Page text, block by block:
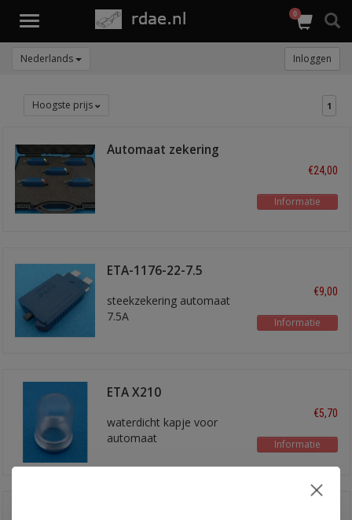
Toggle
0
Nederlands Inloggen
Hoogste prijs 1
Automaat zekering
€24,00
Informatie
ETA-1176-22-7.5
steekzekering automaat
7.5A
€9,00
Informatie
ETA X210
waterdicht kapje voor
automaat
€5,70
Informatie